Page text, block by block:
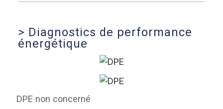
> Diagnostics de performance
énergétique
DPE non concerné